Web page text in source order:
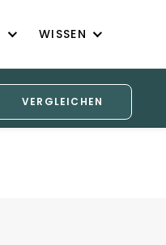
WISSEN
VERGLEICHEN